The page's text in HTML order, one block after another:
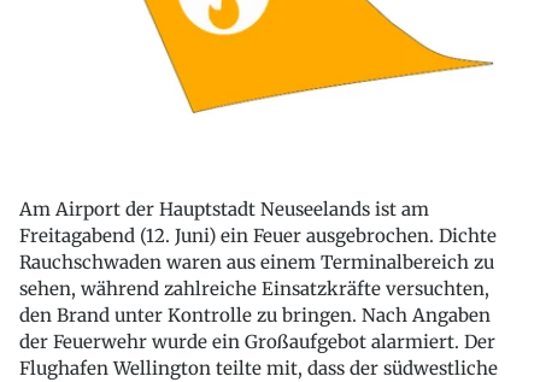
Am Airport der Hauptstadt Neuseelands ist am
Freitagabend (12. Juni) ein Feuer ausgebrochen. Dichte
Rauchschwaden waren aus einem Terminalbereich zu
sehen, während zahlreiche Einsatzkräfte versuchten,
den Brand unter Kontrolle zu bringen. Nach Angaben
der Feuerwehr wurde ein Großaufgebot alarmiert. Der
Flughafen Wellington teilte mit, dass der südwestliche